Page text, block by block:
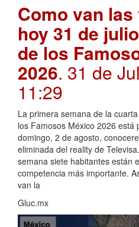
Como van
hoy 31 de
de los
2026. 31 de
11:29
La primera semana de la
los Famosos México 2026 está
domingo, 2 de agosto,
eliminada del reality de
semana siete habitantes están
competencia más importante.
van la
Gluc.mx